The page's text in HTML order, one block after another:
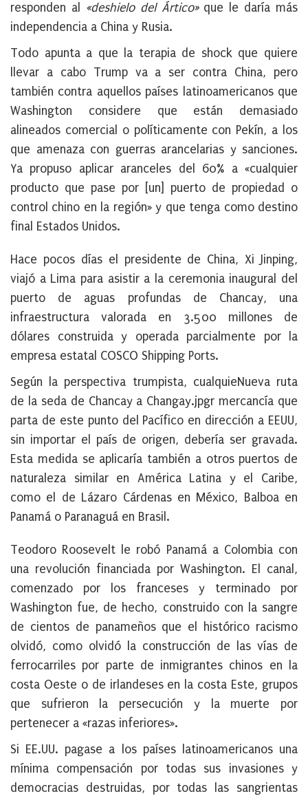
responden al «deshielo del Ártico»que le daría más
independencia a China y Rusia.
Todo apunta a que la terapia de shock que quiere
llevar a cabo Trump va a ser contra China, pero
también contra aquellos países latinoamericanos que
Washington considere que están demasiado
alineados comercial o políticamente con Pekín, a los
que amenaza con guerras arancelarias y sanciones.
Ya propuso aplicar aranceles del 60% a «cualquier
producto que pase por [un] puerto de propiedad o
control chino en la región» y que tenga como destino
final Estados Unidos.
Hace pocos días el presidente de China, Xi Jinping,
viajó a Lima para asistir a la ceremonia inaugural del
puerto de aguas profundas de Chancay, una
infraestructura valorada en 3.500 millones de
dólares construida y operada parcialmente por la
empresa estatal COSCO Shipping Ports.
Según la perspectiva trumpista, cualquieNueva ruta
de la seda de Chancay a Changay.jpgr mercancía que
parta de este punto del Pacífico en dirección a EEUU,
sin importar el país de origen, debería ser gravada.
Esta medida se aplicaría también a otros puertos de
naturaleza similar en América Latina y el Caribe,
como el de Lázaro Cárdenas en México, Balboa en
Panamá o Paranaguá en Brasil.
Teodoro Roosevelt le robó Panamá a Colombia con
una revolución financiada por Washington. El canal,
comenzado por los franceses y terminado por
Washington fue, de hecho, construido con la sangre
de cientos de panameños que el histórico racismo
olvidó, como olvidó la construcción de las vías de
ferrocarriles por parte de inmigrantes chinos en la
costa Oeste o de irlandeses en la costa Este, grupos
que sufrieron la persecución y la muerte por
pertenecer a «razas inferiores».
Si EE.UU. pagase a los países latinoamericanos una
mínima compensación por todas sus invasiones y
democracias destruidas, por todas las sangrientas